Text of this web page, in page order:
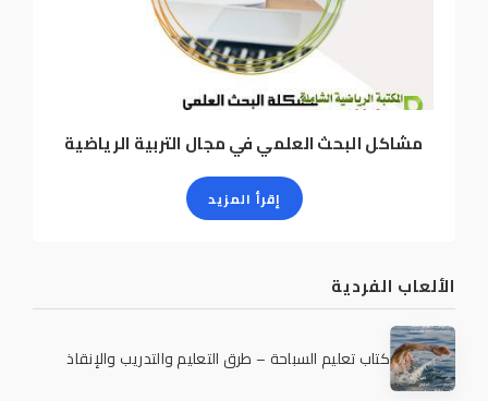
مشاكل البحث العلمي في مجال التربية الرياضية
إقرأ المزيد
الألعاب الفردية
كتاب تعليم السباحة – طرق التعليم والتدريب والإنقاذ